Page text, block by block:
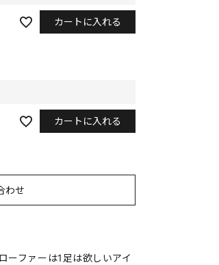
カートに入れる
カートに入れる
わせ
ーファーは1足は欲しいアイ